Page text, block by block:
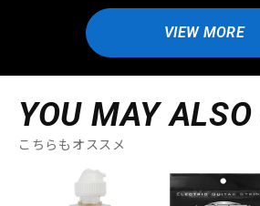
VIEW MORE
YOU MAY
こちらもオススメ